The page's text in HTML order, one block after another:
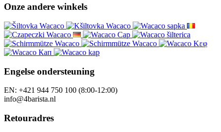
Onze andere winkels
Engelse ondersteuning
EN: +421 944 750 100 (8:00-12:00)
info@4barista.nl
Retouradres